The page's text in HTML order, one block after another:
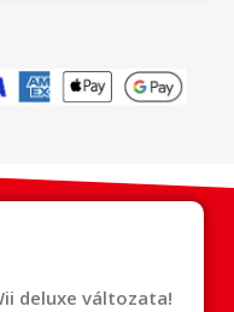
deluxe változata!